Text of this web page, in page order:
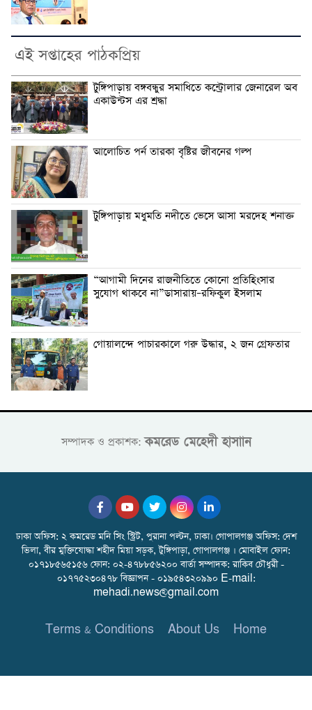
এই সপ্তাহের পাঠকপ্রিয়
টুঙ্গিপাড়ায় বঙ্গবন্ধুর সমাধিতে কন্ট্রোলার জেনারেল অব
একাউন্টস এর শ্রদ্ধা
আলোচিত পর্ন তারকা বৃষ্টির জীবনের গল্প
টুঙ্গিপাড়ায় মধুমতি নদীতে ভেসে আসা মরদেহ শনাক্ত
“আগামী দিনের রাজনীতিতে কোনো প্রতিহিংসার
সুযোগ থাকবে না”ডাসারায়–রফিকুল ইসলাম
গোয়ালন্দে পাচারকালে গরু উদ্ধার, ২ জন গ্রেফতার
সম্পাদক ও প্রকাশক:কমরেড মেহেদী হাসাান
ঢাকা অফিস: ২ কমরেড মনি সিং স্ট্রিট, পুরানা পল্টন, ঢাকা। গোপালগঞ্জ অফিস: দেশ
ভিলা, বীর মুক্তিযোদ্ধা শহীদ মিয়া সড়ক, টুঙ্গিপাড়া, গোপালগঞ্জ । মোবাইল ফোন:
০১৭১৮৫৬৫১৫৬ ফোন: ০২-৪৭৮৮৫৬২০০ বার্তা সম্পাদক: রাকিব চৌধুরী -
০১৭৭৫২৩০৪৭৮ বিজ্ঞাপন - ০১৯৫৪৩২০৯৯০ E-mail:
mehadi.news@gmail.com
Terms & Conditions About Us Home